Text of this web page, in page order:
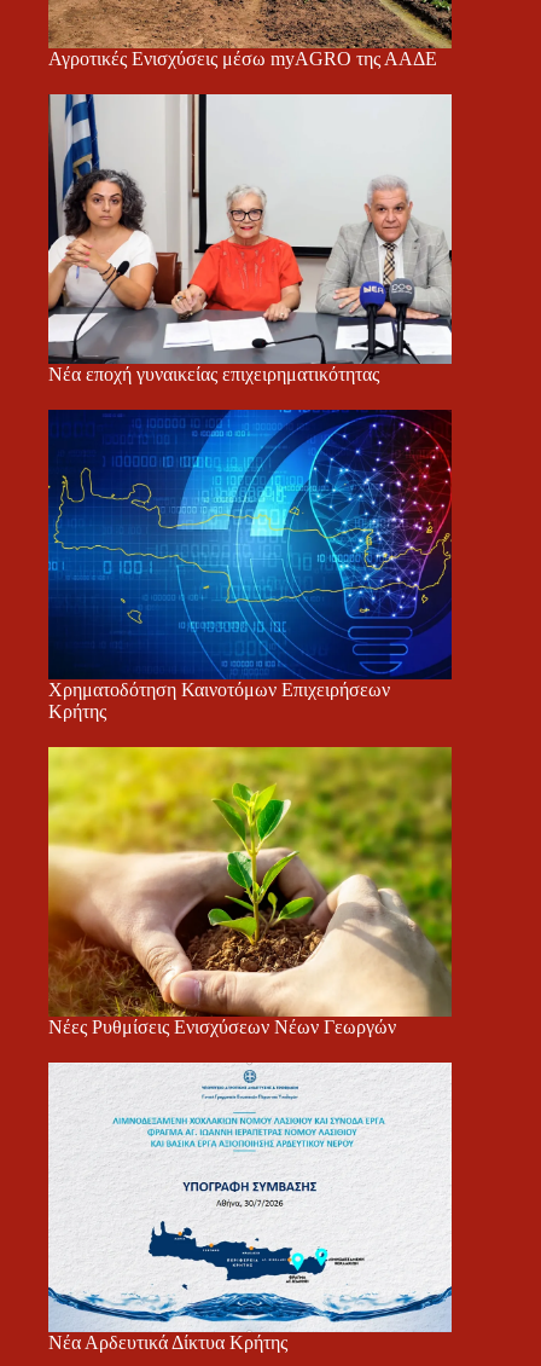
Αγροτικές Ενισχύσεις μέσω myAGRO της ΑΑΔΕ
Νέα εποχή γυναικείας επιχειρηματικότητας
Χρηματοδότηση Καινοτόμων Επιχειρήσεων
Κρήτης
Νέες Ρυθμίσεις Ενισχύσεων Νέων Γεωργών
Νέα Αρδευτικά Δίκτυα Κρήτης